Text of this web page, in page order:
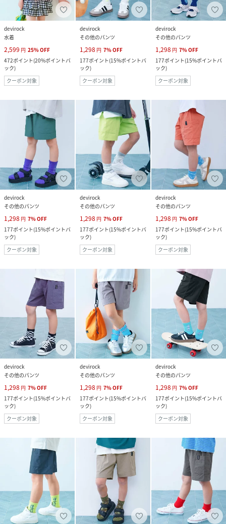
devirock
水着
2,599 円 25%OFF
472ポイント(20%ポイントバ
ック)
クーポン対象
devirock
その他のパンツ
1,298 円 7%OFF
177ポイント(15%ポイントバ
ック)
クーポン対象
devirock
その他のパンツ
1,298 円 7%OFF
177ポイント(15%ポイントバ
ック)
クーポン対象
devirock
その他のパンツ
1,298 円 7%OFF
177ポイント(15%ポイントバ
ック)
クーポン対象
devirock
その他のパンツ
1,298 円 7%OFF
177ポイント(15%ポイントバ
ック)
クーポン対象
devirock
その他のパンツ
1,298 円 7%OFF
177ポイント(15%ポイントバ
ック)
クーポン対象
devirock
その他のパンツ
1,298 円 7%OFF
177ポイント(15%ポイントバ
ック)
クーポン対象
devirock
その他のパンツ
1,298 円 7%OFF
177ポイント(15%ポイントバ
ック)
クーポン対象
devirock
その他のパンツ
1,298 円 7%OFF
177ポイント(15%ポイントバ
ック)
クーポン対象